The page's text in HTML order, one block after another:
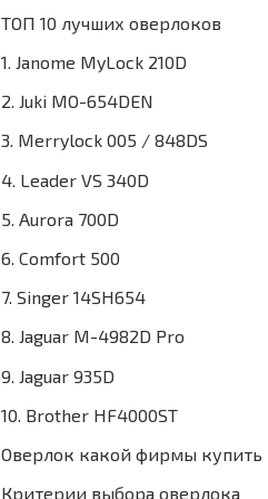
ТОП 10 лучших оверлоков
1. Janome MyLock 210D
2. Juki MO-654DEN
3. Merrylock 005 / 848DS
4. Leader VS 340D
5. Aurora 700D
6. Comfort 500
7. Singer 14SH654
8. Jaguar M-4982D Pro
9. Jaguar 935D
10. Brother HF4000ST
Оверлок какой фирмы купить
Критерии выбора оверлока